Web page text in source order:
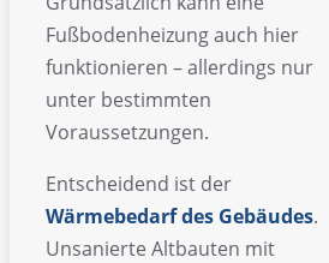
Fußbodenheizung auch hier
funktionieren – allerdings nur
unter bestimmten
Voraussetzungen.
Entscheidend ist der
Wärmebedarf des Gebäudes.
Unsanierte Altbauten mit